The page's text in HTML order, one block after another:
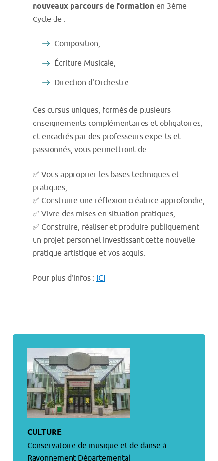
nouveaux parcours de formation en 3ème
Cycle de :
Composition,
Écriture Musicale,
Direction d'Orchestre
Ces cursus uniques, formés de plusieurs
enseignements complémentaires et obligatoires,
et encadrés par des professeurs experts et
passionnés, vous permettront de :
✅ Vous approprier les bases techniques et
pratiques,
✅ Construire une réflexion créatrice approfondie,
✅ Vivre des mises en situation pratiques,
✅ Construire, réaliser et produire publiquement
un projet personnel investissant cette nouvelle
pratique artistique et vos acquis.
Pour plus d'infos : ICI
CULTURE
Conservatoire de musique et de danse à
Rayonnement Départemental